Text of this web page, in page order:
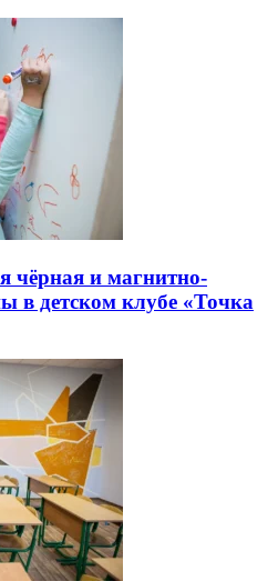
чёрная и магнитно-
в детском клубе «Точка